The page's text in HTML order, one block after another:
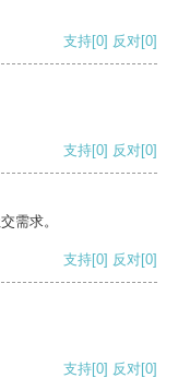
支持[0] 反对[0]
支持[0] 反对[0]
需求。
支持[0] 反对[0]
支持[0] 反对[0]